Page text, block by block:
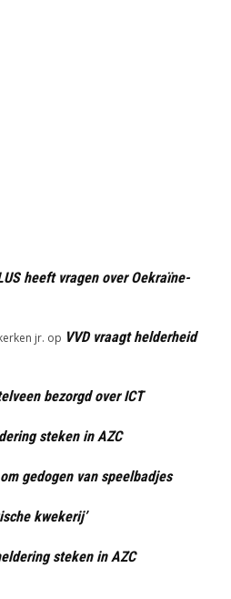
heeft vragen over Oekraïne-
jr. op VVD vraagt helderheid
bezorgd over ICT
steken in AZC
gedogen van speelbadjes
kwekerij’
steken in AZC